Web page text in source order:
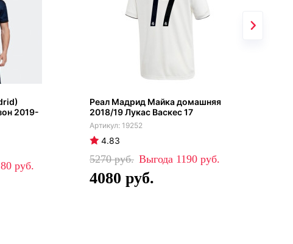
2019-
Реал Мадрид Майка домашняя
2018/19 Лукас Васкес 17
19252
4.83
5270 1190
4080